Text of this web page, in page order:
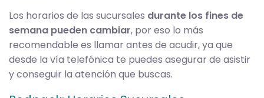
Los horarios de las sucursales durante los fines de
semana pueden cambiar, por eso lo más
recomendable es llamar antes de acudir, ya que
desde la vía telefónica te puedes asegurar de asistir
y conseguir la atención que buscas.